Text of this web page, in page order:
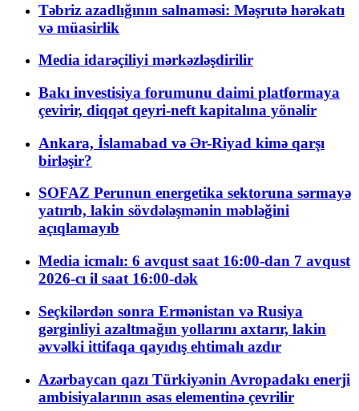
Təbriz azadlığının salnaməsi: Məşrutə hərəkatı
və müasirlik
Media idarəçiliyi mərkəzləşdirilir
Bakı investisiya forumunu daimi platformaya
çevirir, diqqət qeyri-neft kapitalına yönəlir
Ankara, İslamabad və Ər-Riyad kimə qarşı
birləşir?
SOFAZ Perunun energetika sektoruna sərmayə
yatırıb, lakin sövdələşmənin məbləğini
açıqlamayıb
Media icmalı: 6 avqust saat 16:00-dan 7 avqust
2026-cı il saat 16:00-dək
Seçkilərdən sonra Ermənistan və Rusiya
gərginliyi azaltmağın yollarını axtarır, lakin
əvvəlki ittifaqa qayıdış ehtimalı azdır
Azərbaycan qazı Türkiyənin Avropadakı enerji
ambisiyalarının əsas elementinə çevrilir